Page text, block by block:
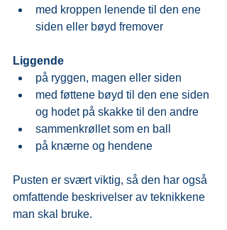
med kroppen lenende til den ene
siden eller bøyd fremover
Liggende
på ryggen, magen eller siden
med føttene bøyd til den ene siden
og hodet på skakke til den andre
sammenkrøllet som en ball
på knærne og hendene
Pusten er svært viktig, så den har også
omfattende beskrivelser av teknikkene
man skal bruke.